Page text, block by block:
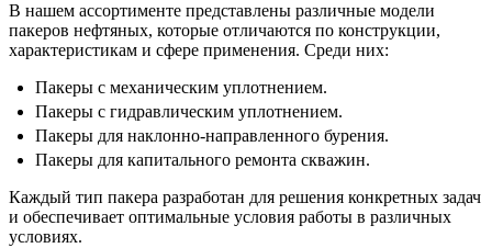
В нашем ассортименте представлены различные модели
пакеров нефтяных, которые отличаются по конструкции,
характеристикам и сфере применения. Среди них:
Пакеры с механическим уплотнением.
Пакеры с гидравлическим уплотнением.
Пакеры для наклонно-направленного бурения.
Пакеры для капитального ремонта скважин.
Каждый тип пакера разработан для решения конкретных задач
и обеспечивает оптимальные условия работы в различных
условиях.